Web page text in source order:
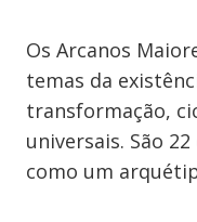
Os Arcanos
temas da
transformação,
universais. São
como um